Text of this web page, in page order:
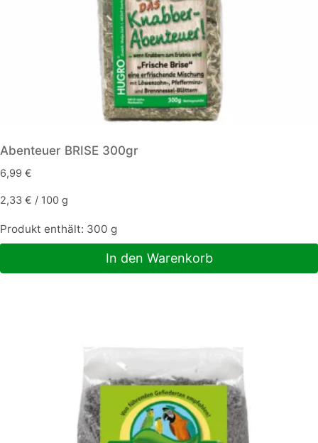
Abenteuer BRISE 300gr
6,99 €
2,33 € / 100 g
Produkt enthält: 300 g
In den Warenkorb